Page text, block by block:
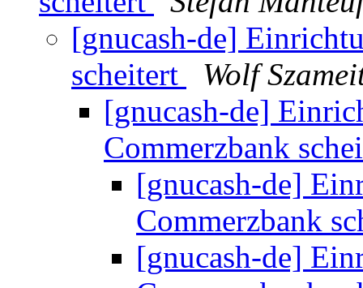
[gnucash-de]
scheitert
Wolf
[gnucash-de]
Commerzbank
[gnucash-de]
Commerzbank
[gnucash-de]